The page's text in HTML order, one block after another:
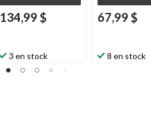
134,99 $
3 en stock
67,99 $
8 en stock